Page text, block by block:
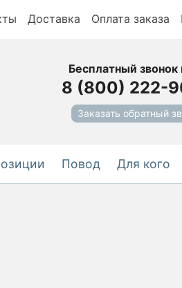
Доставка Оплата заказа
Бесплатный
8 (800) 222-
Заказать обратный
Повод Для кого